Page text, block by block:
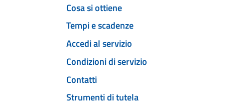
Cosa si ottiene
Tempi e scadenze
Accedi al servizio
Condizioni di servizio
Contatti
Strumenti di tutela